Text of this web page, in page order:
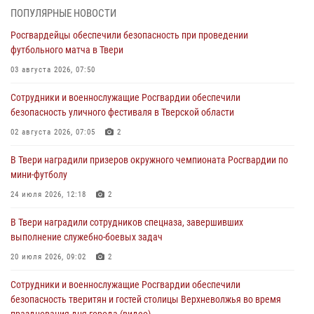
28 июля 2026, 11:30 2
Сотрудники вневедомственной охраны совершили 250 выездов и
пресекли 20 правонарушений за неделю в Тверской области
27 июля 2026, 08:29
В Твери наградили призеров окружного чемпионата Росгвардии по
мини-футболу
24 июля 2026, 12:18 2
Росгвардейцы оказали помощь водителю на дороге в городе Кашин
22 июля 2026, 08:35
Представители Росгвардии провели спортивно — патриотическое
мероприятие для воспитанников летнего лагеря в Тверской области
(видео)
ПОПУЛЯРНЫЕ НОВОСТИ
Росгвардейцы обеспечили безопасность при проведении
футбольного матча в Твери
03 августа 2026, 07:50
Сотрудники и военнослужащие Росгвардии обеспечили
безопасность уличного фестиваля в Тверской области
02 августа 2026, 07:05 2
В Твери наградили призеров окружного чемпионата Росгвардии по
мини-футболу
24 июля 2026, 12:18 2
В Твери наградили сотрудников спецназа, завершивших
выполнение служебно-боевых задач
20 июля 2026, 09:02 2
Сотрудники и военнослужащие Росгвардии обеспечили
безопасность тверитян и гостей столицы Верхневолжья во время